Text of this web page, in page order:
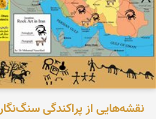
نقشه‌هایی از پراکندگی